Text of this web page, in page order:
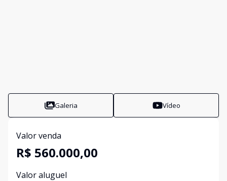
Galeria Vídeo
Valor venda
R$ 560.000,00
Valor aluguel